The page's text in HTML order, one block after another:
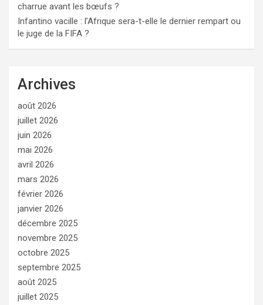
charrue avant les bœufs ?
Infantino vacille : l’Afrique sera-t-elle le dernier rempart ou
le juge de la FIFA ?
Archives
août 2026
juillet 2026
juin 2026
mai 2026
avril 2026
mars 2026
février 2026
janvier 2026
décembre 2025
novembre 2025
octobre 2025
septembre 2025
août 2025
juillet 2025